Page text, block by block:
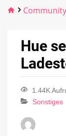
Community
Hue
1.44K
Sonstiges